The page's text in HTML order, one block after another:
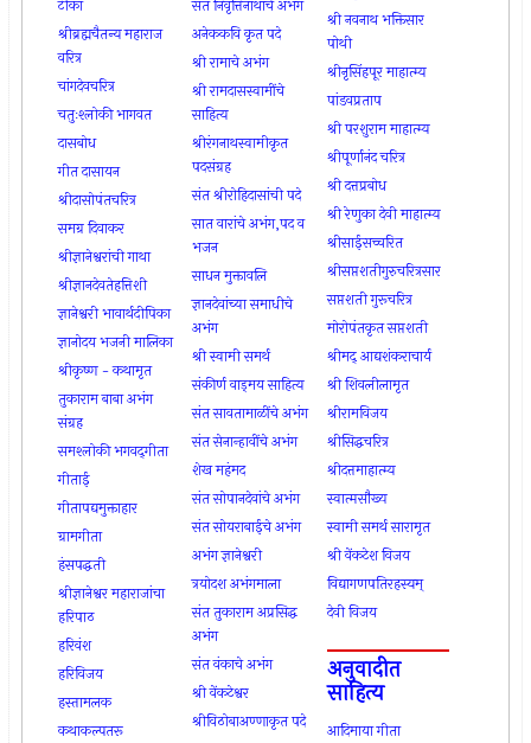
टीका
श्रीब्रह्मचैतन्य महाराज
वरित्र
चांगदेवचरित्र
चतुःश्लोकी भागवत
दासबोध
गीत दासायन
श्रीदासोपंतचरित्र
समग्र दिवाकर
श्रीज्ञानेश्वरांची गाथा
श्रीज्ञानदेवतेहत्तिशी
ज्ञानेश्वरी भावार्थदीपिका
ज्ञानोदय भजनी मालिका
श्रीकृष्ण - कथामृत
तुकाराम बाबा अभंग
संग्रह
समश्लोकी भगवद्‌गीता
गीताई
गीतापद्यमुक्ताहार
ग्रामगीता
हंसपद्धती
श्रीज्ञानेश्वर महाराजांचा
हरिपाठ
हरिवंश
हरिविजय
हस्तामलक
कथाकल्पतरू
संत निवृत्तिनाथांचे अभंग
अनेककवि कृत पदे
श्री रामाचे अभंग
श्री रामदासस्वामींचे
साहित्य
श्रीरंगनाथस्वामीकृत
पदसंग्रह
संत श्रीरोहिदासांची पदे
सात वारांचे अभंग,पद व
भजन
साधन मुक्तावलि
ज्ञानदेवांच्या समाधीचे
अभंग
श्री स्वामी समर्थ
संकीर्ण वाड्मय साहित्य
संत सावतामाळींचे अभंग
संत सेनान्हावींचे अभंग
शेख महंमद
संत सोपानदेवांचे अभंग
संत सोयराबाईचे अभंग
अभंग ज्ञानेश्वरी
त्रयोदश अभंगमाला
संत तुकाराम अप्रसिद्ध
अभंग
संत वंकाचे अभंग
श्री वेंकटेश्वर
श्रीविठोबाअण्णाकृत पदे
श्री नवनाथ भक्तिसार
पोथी
श्रीनृसिंहपूर माहात्म्य
पांडवप्रताप
श्री परशुराम माहात्म्य
श्रीपूर्णानंद चरित्र
श्री दत्तप्रबोध
श्री रेणुका देवी माहात्म्य
श्रीसाईसच्चरित
श्रीसप्तशतीगुरुचरित्रसार
सप्तशती गुरूचरित्र
मोरोपंतकृत सप्तशती
श्रीमद् आद्यशंकराचार्य
श्री शिवलीलामृत
श्रीरामविजय
श्रीसिद्धचरित्र
श्रीदत्तमाहात्म्य
स्वात्मसौख्य
स्वामी समर्थ सारामृत
श्री वेंकटेश विजय
विद्यागणपतिरहस्यम्
देवी विजय
अनुवादीत
साहित्य
आदिमाया गीता